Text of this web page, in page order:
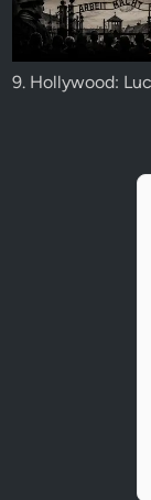
9. Hollywood: